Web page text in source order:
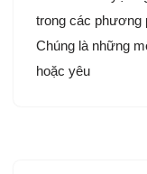
trong các phương
Chúng là những
hoặc yêu